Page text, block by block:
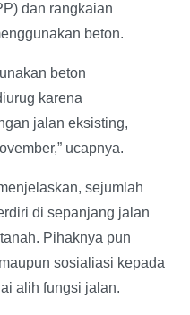
dan rangkaian
beton.
beton
karena
jalan eksisting,
ucapnya.
sejumlah
di sepanjang jalan
Pihaknya pun
sosialiasi kepada
alih fungsi jalan.